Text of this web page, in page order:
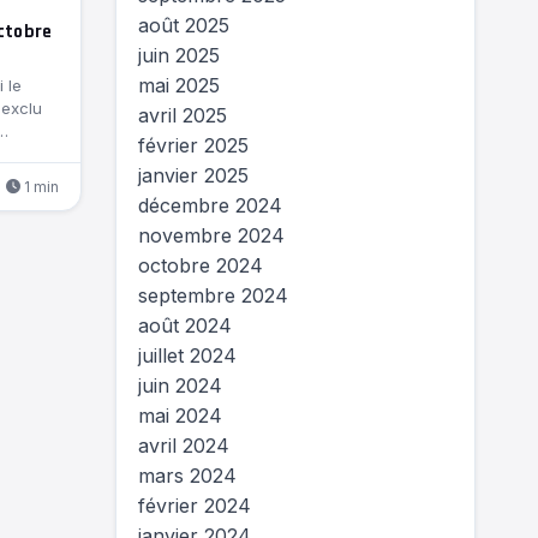
le
1 min
août 2025
juin 2025
mai 2025
avril 2025
février 2025
janvier 2025
décembre 2024
novembre 2024
octobre 2024
septembre 2024
août 2024
juillet 2024
juin 2024
mai 2024
avril 2024
mars 2024
février 2024